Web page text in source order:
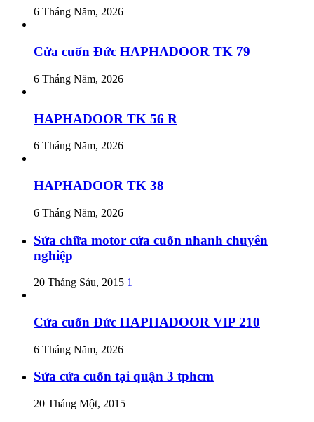
6 Tháng Năm, 2026
Cửa cuốn Đức HAPHADOOR TK 79
6 Tháng Năm, 2026
HAPHADOOR TK 56 R
6 Tháng Năm, 2026
HAPHADOOR TK 38
6 Tháng Năm, 2026
Sửa chữa motor cửa cuốn nhanh chuyên
nghiệp
20 Tháng Sáu, 2015 1
Cửa cuốn Đức HAPHADOOR VIP 210
6 Tháng Năm, 2026
Sửa cửa cuốn tại quận 3 tphcm
20 Tháng Một, 2015